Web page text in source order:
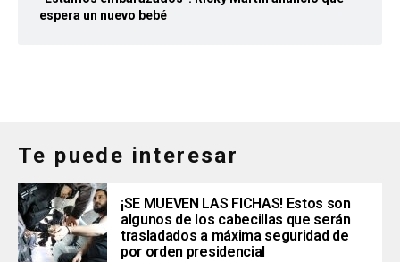
espera un nuevo bebé
Te puede interesar
¡SE MUEVEN LAS FICHAS! Estos son
algunos de los cabecillas que serán
trasladados a máxima seguridad de
por orden presidencial